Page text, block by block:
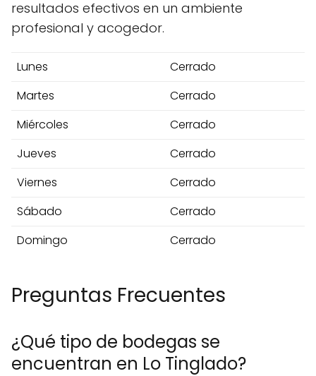
resultados efectivos en un ambiente
profesional y acogedor.
Lunes
Cerrado
Martes
Cerrado
Miércoles
Cerrado
Jueves
Cerrado
Viernes
Cerrado
Sábado
Cerrado
Domingo
Cerrado
Preguntas Frecuentes
¿Qué tipo de bodegas se
encuentran en Lo Tinglado?